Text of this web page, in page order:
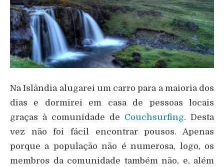
Na Islândia alugarei um carro para a maioria dos
dias e dormirei em casa de pessoas locais
graças à comunidade de Couchsurfing. Desta
vez não foi fácil encontrar pousos. Apenas
porque a população não é numerosa, logo, os
membros da comunidade também não, e, além